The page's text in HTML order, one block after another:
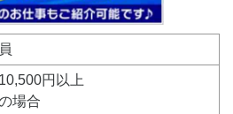
円以上
場合